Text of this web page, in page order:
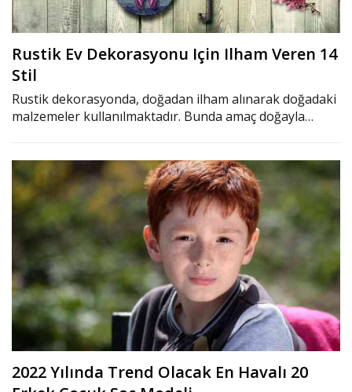
Rustik Ev Dekorasyonu Için Ilham Veren 14
Stil
Rustik dekorasyonda, doğadan ilham alınarak doğadaki
malzemeler kullanılmaktadır. Bunda amaç doğayla…
2022 Yılında Trend Olacak En Havalı 20